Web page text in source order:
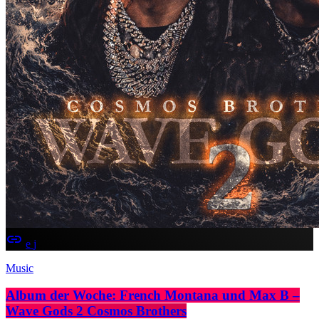
insert_link
Music
Album der Woche: French Montana und Max B –
Wave Gods 2 Cosmos Brothers